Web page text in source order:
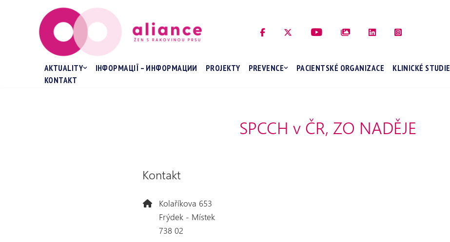
Přeskočit
AKTUALITY
ІНФОРМАЦІЇ – ИНФОРМАЦИИ PROJEKTY PREVENCE PACIENTSKÉ ORGANIZACE KLINICKÉ STUDIE
KONTAKT
SPCCH v ČR, ZO NADĚJE
Kontakt
Kolaříkova 653
Frýdek - Místek
738 02